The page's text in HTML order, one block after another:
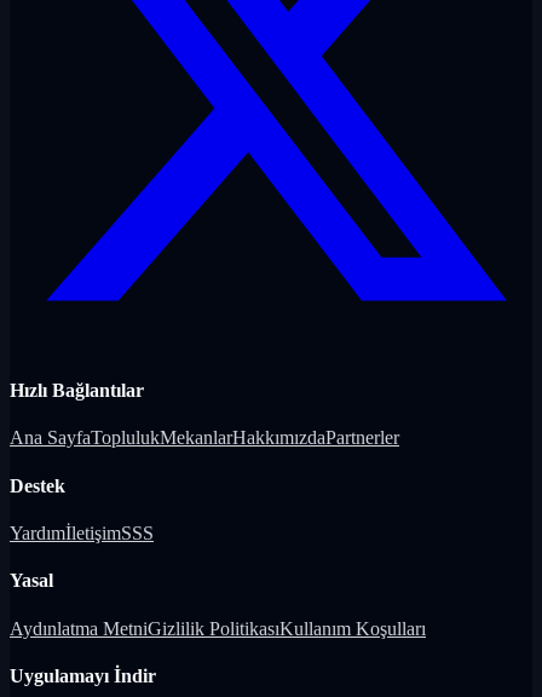
Hızlı Bağlantılar
Ana SayfaToplulukMekanlarHakkımızdaPartnerler
Destek
YardımİletişimSSS
Yasal
Aydınlatma MetniGizlilik PolitikasıKullanım Koşulları
Uygulamayı İndir